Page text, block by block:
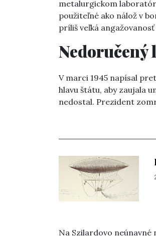
metalurgickom
použiteľné ako nálož v
príliš veľká
V marci 1945 napísal
hlavu štátu, aby zaujala
nedostal. Prezident
Na Szilardovo